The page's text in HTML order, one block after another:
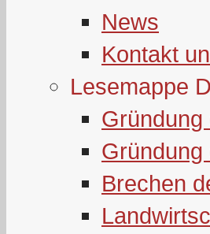
News
Kontakt
Lesemappe
Gründung
Gründung
Brechen